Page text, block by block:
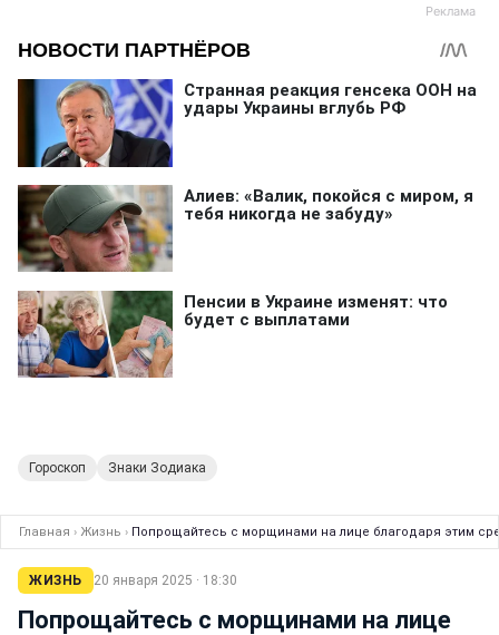
Гороскоп Знаки Зодиака
Главная › Жизнь › Попрощайтесь с морщинами на лице благодаря этим
ЖИЗНЬ 20 января 2025 · 18:30
Попрощайтесь с морщинами на лице